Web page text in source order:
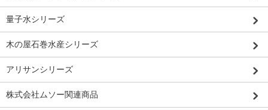
量子水シリーズ
木の屋石巻水産シリーズ
アリサンシリーズ
株式会社ムソー関連商品